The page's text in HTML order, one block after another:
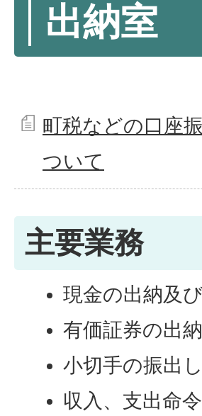
出納室
町税などの口座
ついて
主要業務
現金の出納及
有価証券の出
小切手の振出
収入、支出命